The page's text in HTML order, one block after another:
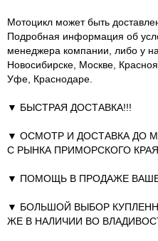
Мотоцикл может быть
Подробная информация об
менеджера компании, либо у
Новосибирске, Москве,
Уфе, Краснодаре.
▼ БЫСТРАЯ ДОСТАВКА!!!
▼ ОСМОТР И ДОСТАВКА ДО
С РЫНКА ПРИМОРСКОГО
▼ ПОМОЩЬ В ПРОДАЖЕ
▼ БОЛЬШОЙ ВЫБОР
ЖЕ В НАЛИЧИИ ВО